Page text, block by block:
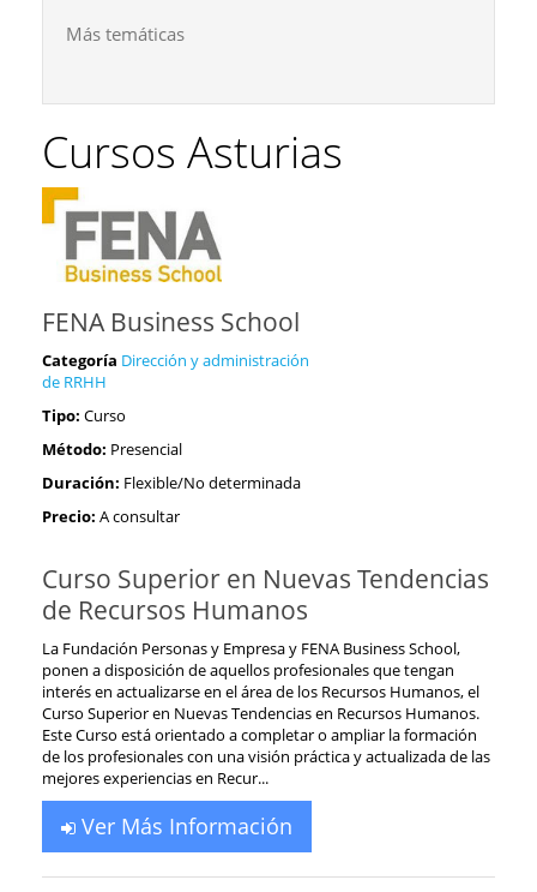
Más temáticas
Cursos Asturias
FENA Business School
Categoría Dirección y administración
de RRHH
Tipo: Curso
Método: Presencial
Duración: Flexible/No determinada
Precio: A consultar
Curso Superior en Nuevas Tendencias
de Recursos Humanos
La Fundación Personas y Empresa y FENA Business School,
ponen a disposición de aquellos profesionales que tengan
interés en actualizarse en el área de los Recursos Humanos, el
Curso Superior en Nuevas Tendencias en Recursos Humanos.
Este Curso está orientado a completar o ampliar la formación
de los profesionales con una visión práctica y actualizada de las
mejores experiencias en Recur...
Ver Más Información